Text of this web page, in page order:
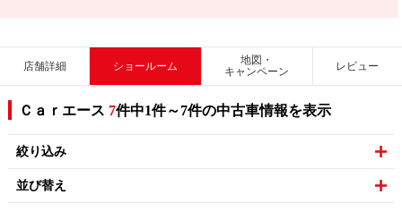
店舗詳細 ショールーム
地図・
キャンペーン
レビュー
Ｃａｒエース 7件中1件～7件の中古車情報を表示
絞り込み
並び替え